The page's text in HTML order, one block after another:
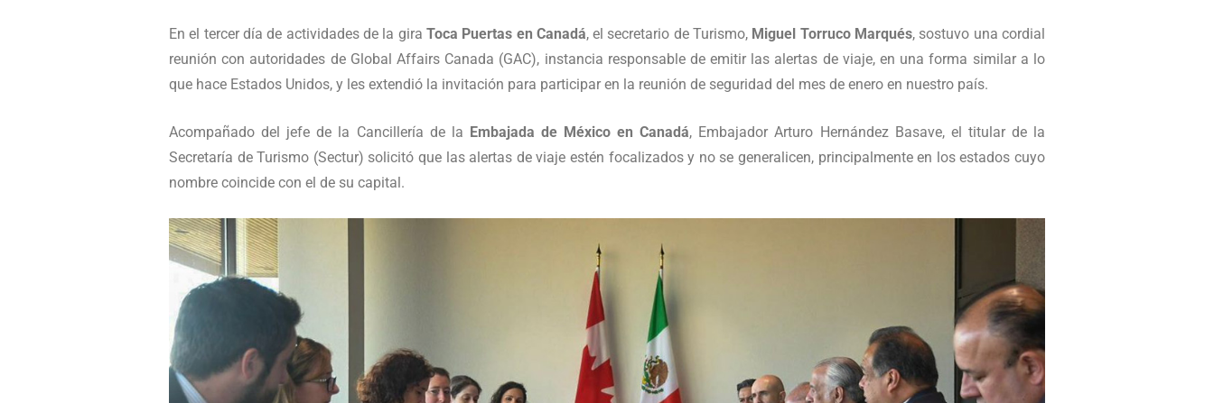
En el tercer día de actividades de la gira Toca Puertas en Canadá, el secretario de Turismo, Miguel Torruco Marqués, sostuvo una cordial
reunión con autoridades de Global Affairs Canada (GAC), instancia responsable de emitir las alertas de viaje, en una forma similar a lo
que hace Estados Unidos, y les extendió la invitación para participar en la reunión de seguridad del mes de enero en nuestro país.
Acompañado del jefe de la Cancillería de la Embajada de México en Canadá, Embajador Arturo Hernández Basave, el titular de la
Secretaría de Turismo (Sectur) solicitó que las alertas de viaje estén focalizados y no se generalicen, principalmente en los estados cuyo
nombre coincide con el de su capital.